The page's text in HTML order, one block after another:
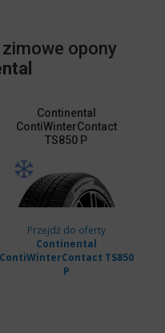
opony
Continental
ContiWinterContact
TS850 P
Przejdź do oferty
Continental
ContiWinterContact TS850
P